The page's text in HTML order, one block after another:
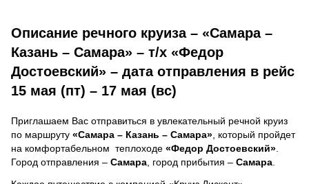
Описание речного круиза – «Самара –
Казань – Самара» – т/х «Федор
Достоевский» – дата отправления в рейс
15 мая (пт) – 17 мая (вс)
Приглашаем Вас отправиться в увлекательный речной круиз
по маршруту «Самара – Казань – Самара» , который пройдет
на комфортабельном теплоходе «Федор Достоевский»
Город отправления – Самара , город прибытия – Самара